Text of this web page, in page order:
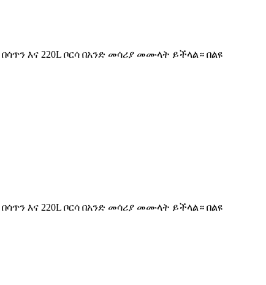
እና 220L ቦርሳ በአንድ መሳሪያ መሙላት ይችላል። በልዩ
እና 220L ቦርሳ በአንድ መሳሪያ መሙላት ይችላል። በልዩ